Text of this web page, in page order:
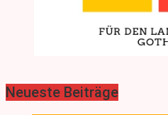
Neueste Beiträge